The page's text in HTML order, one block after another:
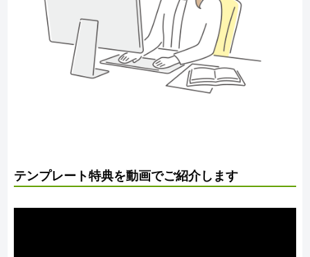
テンプレート特典を動画でご紹介します